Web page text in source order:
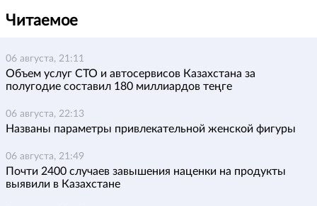
Читаемое
06 августа, 21:11
Объем услуг СТО и автосервисов Казахстана за
полугодие составил 180 миллиардов теңге
06 августа, 22:13
Названы параметры привлекательной женской фигуры
06 августа, 21:49
Почти 2400 случаев завышения наценки на продукты
выявили в Казахстане